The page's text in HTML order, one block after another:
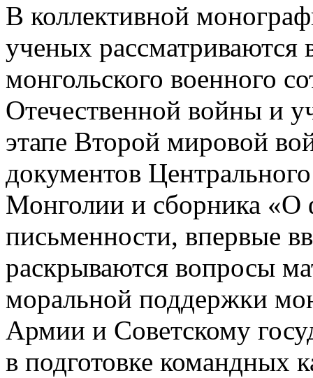
В коллективной
ученых рассматриваются
монгольского военного
Отечественной войны и
этапе Второй мировой
документов
Монголии и сборника «О
письменности, впервые
раскрываются вопросы
моральной поддержки
Армии и Советскому
в подготовке командных